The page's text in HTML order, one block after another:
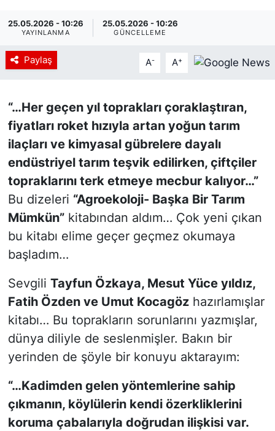
25.05.2026 - 10:26
YAYINLANMA
25.05.2026 - 10:26
GÜNCELLEME
Paylaş A- A+
“…Her geçen yıl toprakları çoraklaştıran,
fiyatları roket hızıyla artan yoğun tarım
ilaçları ve kimyasal gübrelere dayalı
endüstriyel tarım teşvik edilirken, çiftçiler
topraklarını terk etmeye mecbur kalıyor…”
Bu dizeleri “Agroekoloji- Başka Bir Tarım
Mümkün”kitabından aldım… Çok yeni çıkan
bu kitabı elime geçer geçmez okumaya
başladım…
Sevgili Tayfun Özkaya, Mesut Yüce yıldız,
Fatih Özden ve Umut Kocagözhazırlamışlar
kitabı… Bu toprakların sorunlarını yazmışlar,
dünya diliyle de seslenmişler. Bakın bir
yerinden de şöyle bir konuyu aktarayım:
“…Kadimden gelen yöntemlerine sahip
çıkmanın, köylülerin kendi özerkliklerini
koruma çabalarıyla doğrudan ilişkisi var.